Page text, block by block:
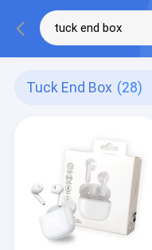
Tuck End Box (28)